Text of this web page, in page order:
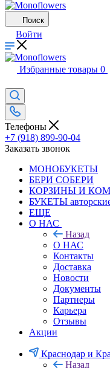
Поиск
Войти
Избранные товары 0
Телефоны
+7 (918) 899-90-04
Заказать звонок
МОНОБУКЕТЫ
БЕРИ СОБЕРИ
КОРЗИНЫ И
БУКЕТЫ
ЕЩЕ
О НАС
Назад
О НАС
Контакты
Доставка
Новости
Документы
Партнеры
Карьера
Отзывы
Акции
Краснодар и
Назад